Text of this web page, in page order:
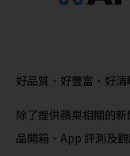
好品質、好豐富、好
除了提供蘋果相關的
品開箱、App 評測及